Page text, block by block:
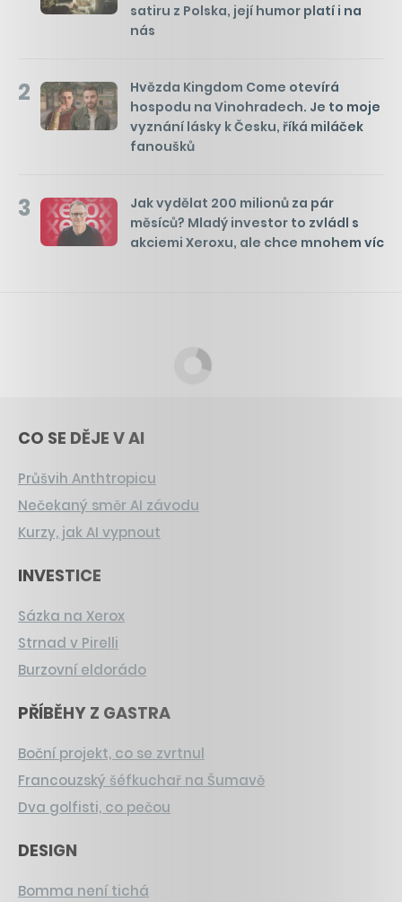
satiru z Polska, její humor platí i na
nás
2
Hvězda Kingdom Come otevírá
hospodu na Vinohradech. Je to moje
vyznání lásky k Česku, říká miláček
fanoušků
3
Jak vydělat 200 milionů za pár
měsíců? Mladý investor to zvládl s
akciemi Xeroxu, ale chce mnohem víc
CO SE DĚJE V AI
Průšvih Anthtropicu
Nečekaný směr AI závodu
Kurzy, jak AI vypnout
INVESTICE
Sázka na Xerox
Strnad v Pirelli
Burzovní eldorádo
PŘÍBĚHY Z GASTRA
Boční projekt, co se zvrtnul
Francouzský šéfkuchař na Šumavě
Dva golfisti, co pečou
DESIGN
Bomma není tichá